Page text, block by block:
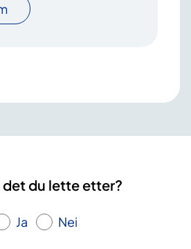
det du lette etter?
Ja Nei